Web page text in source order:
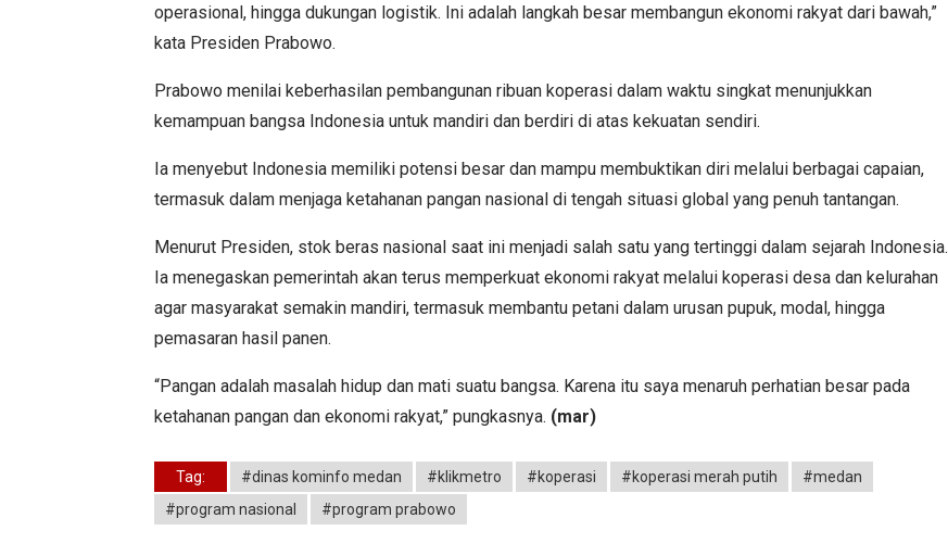
operasional, hingga dukungan logistik. Ini adalah langkah besar membangun ekonomi rakyat dari bawah,”
kata Presiden Prabowo.
Prabowo menilai keberhasilan pembangunan ribuan koperasi dalam waktu singkat menunjukkan
kemampuan bangsa Indonesia untuk mandiri dan berdiri di atas kekuatan sendiri.
Ia menyebut Indonesia memiliki potensi besar dan mampu membuktikan diri melalui berbagai capaian,
termasuk dalam menjaga ketahanan pangan nasional di tengah situasi global yang penuh tantangan.
Menurut Presiden, stok beras nasional saat ini menjadi salah satu yang tertinggi dalam sejarah Indonesia.
Ia menegaskan pemerintah akan terus memperkuat ekonomi rakyat melalui koperasi desa dan kelurahan
agar masyarakat semakin mandiri, termasuk membantu petani dalam urusan pupuk, modal, hingga
pemasaran hasil panen.
“Pangan adalah masalah hidup dan mati suatu bangsa. Karena itu saya menaruh perhatian besar pada
ketahanan pangan dan ekonomi rakyat,” pungkasnya. (mar)
Tag: #dinas kominfo medan #klikmetro #koperasi #koperasi merah putih
#medan
#program nasional
#program prabowo